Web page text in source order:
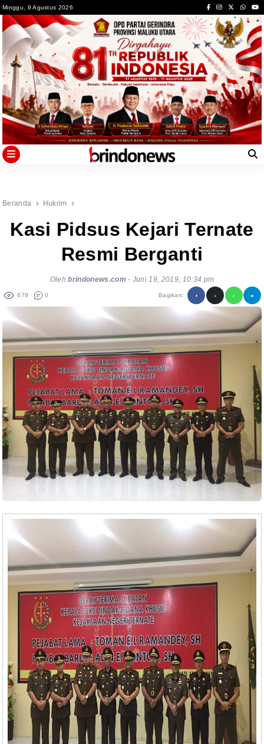
to
content
Minggu, 9 Agustus 2026
Beranda Hukrim
Kasi Pidsus Kejari Ternate
Resmi Berganti
Olehbrindonews.com - Juni 19, 2019, 10:34 pm
679 0 Bagikan: